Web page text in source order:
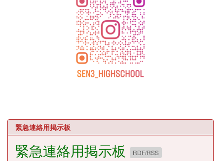
緊急連絡用掲示板
緊急連絡用掲示板 RDF/RSS